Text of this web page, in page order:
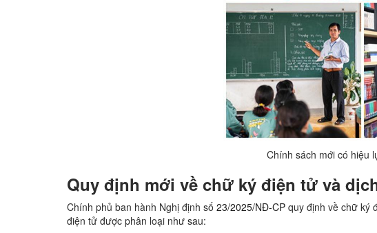
Chính sách mới có hiệu
Quy định mới về chữ ký điện tử và
Chính phủ ban hành Nghị định số 23/2025/NĐ-CP quy định về chữ ký
điện tử được phân loại như sau: